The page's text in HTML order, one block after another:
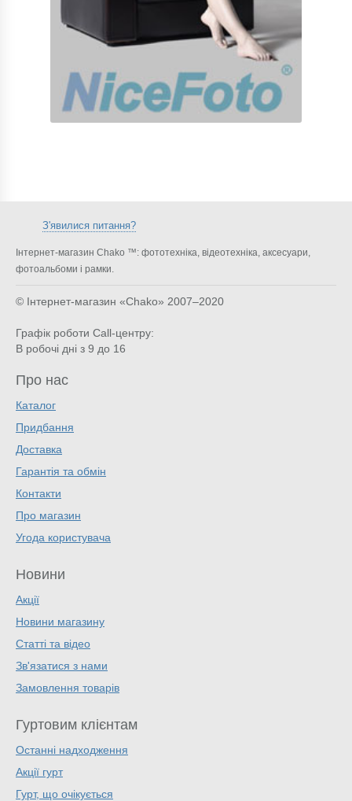
З'явилися питання?
Інтернет-магазин Chako ™: фототехніка, відеотехніка, аксесуари,
фотоальбоми і рамки.
© Інтернет-магазин «Chako» 2007–2020
Графік роботи Call-центру:
В робочі дні з 9 до 16
Про нас
Каталог
Придбання
Доставка
Гарантія та обмін
Контакти
Про магазин
Угода користувача
Новини
Акції
Новини магазину
Статті та відео
Зв'язатися з нами
Замовлення товарів
Гуртовим клієнтам
Останні надходження
Акції гурт
Гурт, що очікується